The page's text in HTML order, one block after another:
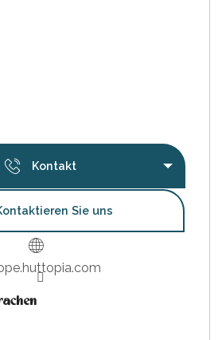
Kontakt
Sie uns